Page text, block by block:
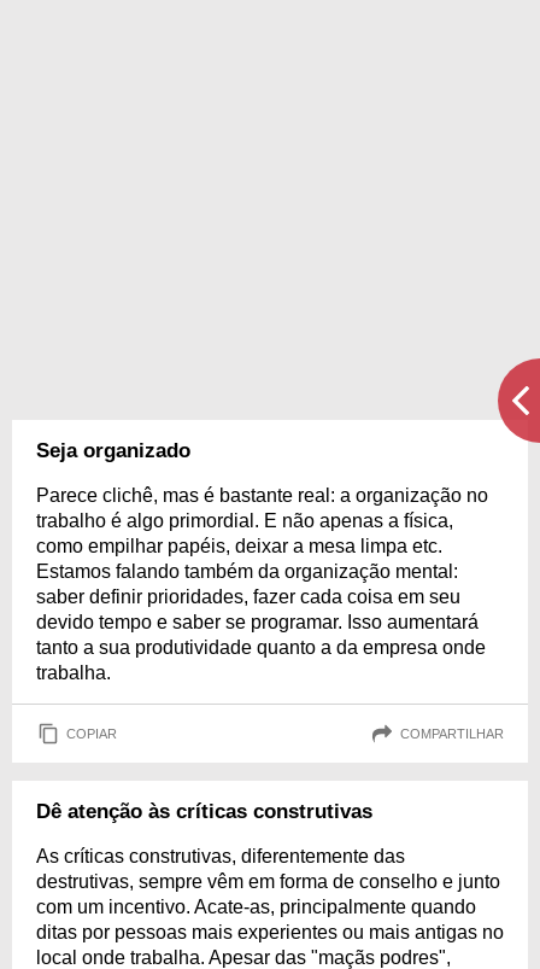
Seja organizado
Parece clichê, mas é bastante real: a organização no
trabalho é algo primordial. E não apenas a física,
como empilhar papéis, deixar a mesa limpa etc.
Estamos falando também da organização mental:
saber definir prioridades, fazer cada coisa em seu
devido tempo e saber se programar. Isso aumentará
tanto a sua produtividade quanto a da empresa onde
trabalha.
COPIAR COMPARTILHAR
Dê atenção às críticas construtivas
As críticas construtivas, diferentemente das
destrutivas, sempre vêm em forma de conselho e junto
com um incentivo. Acate-as, principalmente quando
ditas por pessoas mais experientes ou mais antigas no
local onde trabalha. Apesar das "maçãs podres",